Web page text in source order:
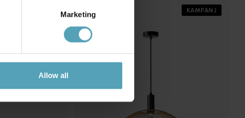
Marketing
Allow all
KAMPANJ